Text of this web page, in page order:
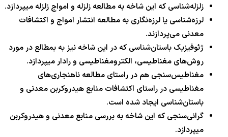
زلزله‌شناسی که این شاخه به مطالعه زلزله و امواج زلزله میپردازد.
لرزه‌شناسی یا لرزه‌نگاری به مطالعه انتشار امواج و اکتشافات
معدنی می‌پردازند.
ژئوفیزیک باستان‌شناسی که در این شاخه نیز به بمطالع در مورد
روش‌های مغناطیسی، الکترومغناطیسی و رادار میپردازد.
مغناطیس‌سنجی هم در راستای مطالعه ناهنجاری‌های
مغناطیسی در راستای اکتشافات منابع هیدروکربن معدنی و
باستان‌شناسی ایجاد شده است.
گرانی‌سنجی که این شاخه به بررسی منابع معدنی و هیدروکربن
میپردازد.